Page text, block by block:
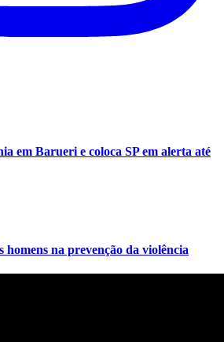
em Barueri e coloca SP em alerta até
homens na prevenção da violência